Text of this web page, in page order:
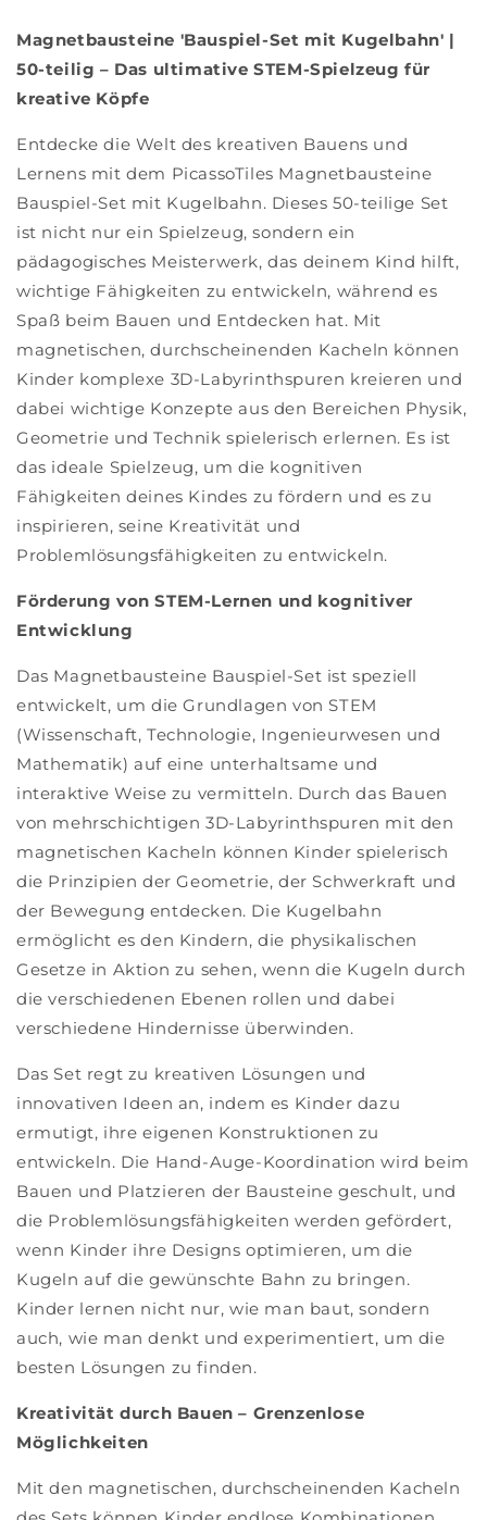
50-
teilig
50-
teilig
Magnetbausteine 'Bauspiel-Set mit Kugelbahn' |
50-teilig – Das ultimative STEM-Spielzeug für
kreative Köpfe
Entdecke die Welt des kreativen Bauens und
Lernens mit dem PicassoTiles Magnetbausteine
Bauspiel-Set mit Kugelbahn. Dieses 50-teilige Set
ist nicht nur ein Spielzeug, sondern ein
pädagogisches Meisterwerk, das deinem Kind hilft,
wichtige Fähigkeiten zu entwickeln, während es
Spaß beim Bauen und Entdecken hat. Mit
magnetischen, durchscheinenden Kacheln können
Kinder komplexe 3D-Labyrinthspuren kreieren und
dabei wichtige Konzepte aus den Bereichen Physik,
Geometrie und Technik spielerisch erlernen. Es ist
das ideale Spielzeug, um die kognitiven
Fähigkeiten deines Kindes zu fördern und es zu
inspirieren, seine Kreativität und
Problemlösungsfähigkeiten zu entwickeln.
Förderung von STEM-Lernen und kognitiver
Entwicklung
Das Magnetbausteine Bauspiel-Set ist speziell
entwickelt, um die Grundlagen von STEM
(Wissenschaft, Technologie, Ingenieurwesen und
Mathematik) auf eine unterhaltsame und
interaktive Weise zu vermitteln. Durch das Bauen
von mehrschichtigen 3D-Labyrinthspuren mit den
magnetischen Kacheln können Kinder spielerisch
die Prinzipien der Geometrie, der Schwerkraft und
der Bewegung entdecken. Die Kugelbahn
ermöglicht es den Kindern, die physikalischen
Gesetze in Aktion zu sehen, wenn die Kugeln durch
die verschiedenen Ebenen rollen und dabei
verschiedene Hindernisse überwinden.
Das Set regt zu kreativen Lösungen und
innovativen Ideen an, indem es Kinder dazu
ermutigt, ihre eigenen Konstruktionen zu
entwickeln. Die Hand-Auge-Koordination wird beim
Bauen und Platzieren der Bausteine geschult, und
die Problemlösungsfähigkeiten werden gefördert,
wenn Kinder ihre Designs optimieren, um die
Kugeln auf die gewünschte Bahn zu bringen.
Kinder lernen nicht nur, wie man baut, sondern
auch, wie man denkt und experimentiert, um die
besten Lösungen zu finden.
Kreativität durch Bauen – Grenzenlose
Möglichkeiten
Mit den magnetischen, durchscheinenden Kacheln